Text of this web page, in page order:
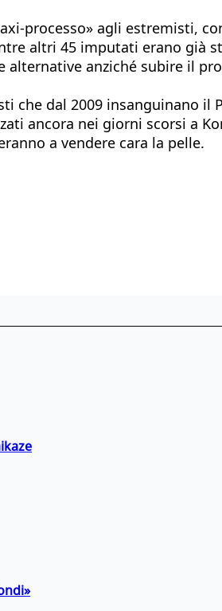
processo» agli estremisti,
altri 45 imputati erano
anziché subire il
che dal 2009 insanguinano il
ancora nei giorni scorsi a
a vendere cara la pelle.